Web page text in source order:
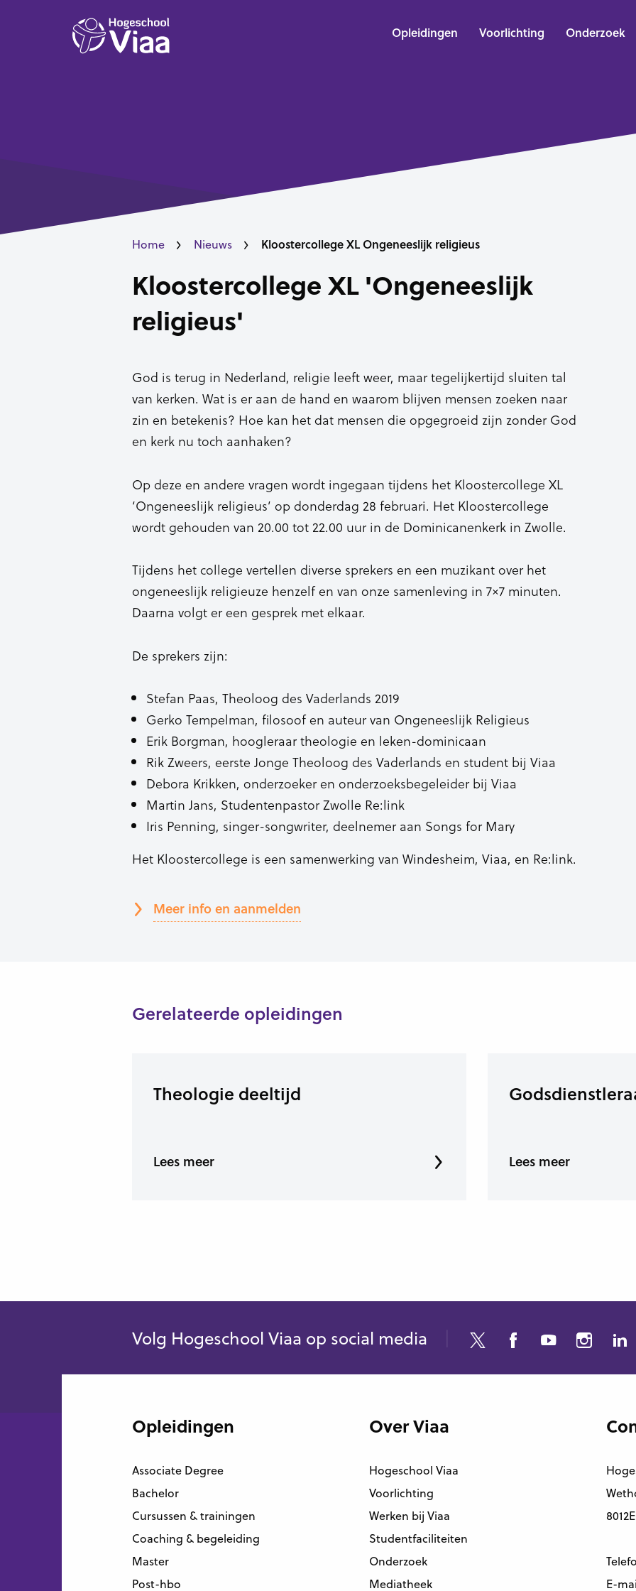
Opleidingen Voorlichting Onderzoek
Home Nieuws Kloostercollege XL Ongeneeslijk religieus
Kloostercollege XL 'Ongeneeslijk
religieus'
God is terug in Nederland, religie leeft weer, maar tegelijkertijd sluiten tal
van kerken. Wat is er aan de hand en waarom blijven mensen zoeken naar
zin en betekenis? Hoe kan het dat mensen die opgegroeid zijn zonder God
en kerk nu toch aanhaken?
Op deze en andere vragen wordt ingegaan tijdens het Kloostercollege XL
‘Ongeneeslijk religieus’ op donderdag 28 februari. Het Kloostercollege
wordt gehouden van 20.00 tot 22.00 uur in de Dominicanenkerk in Zwolle.
Tijdens het college vertellen diverse sprekers en een muzikant over het
ongeneeslijk religieuze henzelf en van onze samenleving in 7×7 minuten.
Daarna volgt er een gesprek met elkaar.
De sprekers zijn:
Stefan Paas, Theoloog des Vaderlands 2019
Gerko Tempelman, filosoof en auteur van Ongeneeslijk Religieus
Erik Borgman, hoogleraar theologie en leken-dominicaan
Rik Zweers, eerste Jonge Theoloog des Vaderlands en student bij Viaa
Debora Krikken, onderzoeker en onderzoeksbegeleider bij Viaa
Martin Jans, Studentenpastor Zwolle Re:link
Iris Penning, singer-songwriter, deelnemer aan Songs for Mary
Het Kloostercollege is een samenwerking van Windesheim, Viaa, en Re:link.
Meer info en aanmelden
Gerelateerde opleidingen
Theologie deeltijd
Lees meer Lees meer
Volg Hogeschool Viaa op social media
Opleidingen
Associate Degree
Bachelor
Cursussen & trainingen
Coaching & begeleiding
Master
Post-hbo
Over Viaa
Hogeschool Viaa
Voorlichting
Werken bij Viaa
Studentfaciliteiten
Onderzoek
Mediatheek
E-